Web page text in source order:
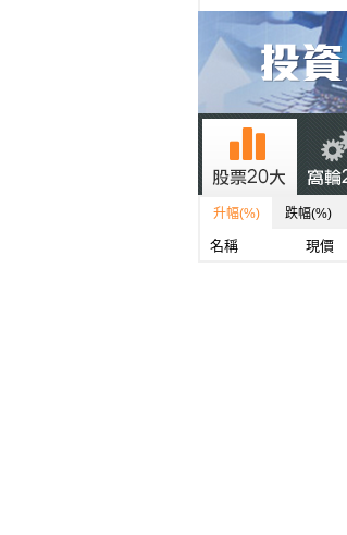
升幅(%) 跌幅(%)
名稱 現價